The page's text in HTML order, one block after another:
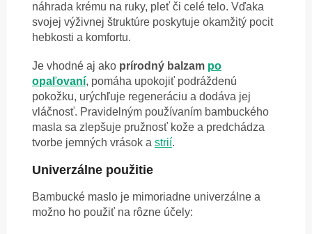
náhrada krému na ruky, pleť či celé telo. Vďaka
svojej výživnej štruktúre poskytuje okamžitý pocit
hebkosti a komfortu.
Je vhodné aj ako prírodný balzam po
opaľovaní, pomáha upokojiť podráždenú
pokožku, urýchľuje regeneráciu a dodáva jej
vláčnosť. Pravidelným používaním bambuckého
masla sa zlepšuje pružnosť kože a predchádza
tvorbe jemných vrások a strií.
Univerzálne použitie
Bambucké maslo je mimoriadne univerzálne a
možno ho použiť na rôzne účely: